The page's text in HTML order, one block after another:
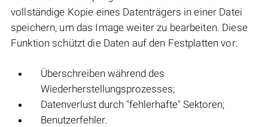
vollständige Kopie eines Datenträgers in einer Datei
speichern, um das Image weiter zu bearbeiten. Diese
Funktion schützt die Daten auf den Festplatten vor:
Überschreiben während des
Wiederherstellungsprozesses;
Datenverlust durch "fehlerhafte" Sektoren;
Benutzerfehler.